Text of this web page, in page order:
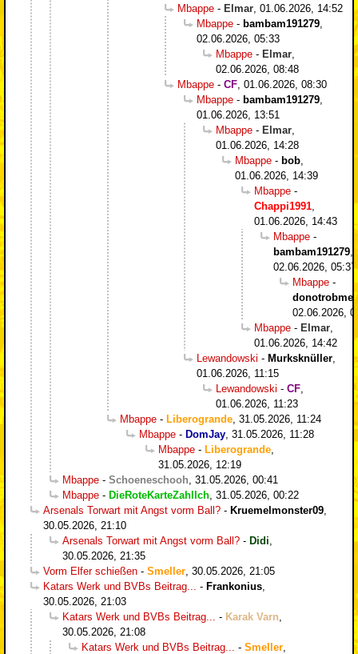
Mbappe - Elmar 01.06.2026, 14:52
Mbappe - bambam191279
02.06.2026, 05:33
Mbappe - Elmar
02.06.2026, 08:48
Mbappe - CF 01.06.2026, 08:30
Mbappe - bambam191279
01.06.2026, 13:51
Mbappe - Elmar
01.06.2026, 14:28
Mbappe - bob
01.06.2026, 14:39
Mbappe -
Chappi1991
01.06.2026, 14:43
Mbappe -
bambam191279
02.06.2026, 05:37
Mbappe -
donotrobme,
02.06.2026,
Mbappe - Elmar
01.06.2026, 14:42
Lewandowski - Murksknüller
01.06.2026, 11:15
Lewandowski - CF
01.06.2026, 11:23
Mbappe - Liberogrande 31.05.2026, 11:24
Mbappe - DomJay 31.05.2026, 11:28
Mbappe - Liberogrande
31.05.2026, 12:19
Mbappe - Schoeneschooh 31.05.2026, 00:41
Mbappe - DieRoteKarteZahlIch 31.05.2026, 00:22
Arsenals Torwart mit Angst vorm Ball? - Kruemelmonster09
30.05.2026, 21:10
Arsenals Torwart mit Angst vorm Ball? - Didi
30.05.2026, 21:35
Vorm Elfer schießen - Smeller 30.05.2026, 21:05
Katars Werk und BVBs Beitrag...
- Frankonius
30.05.2026, 21:03
Katars Werk und BVBs Beitrag...
- Karak Varn
30.05.2026, 21:08
Katars Werk und BVBs Beitrag...
- Smeller